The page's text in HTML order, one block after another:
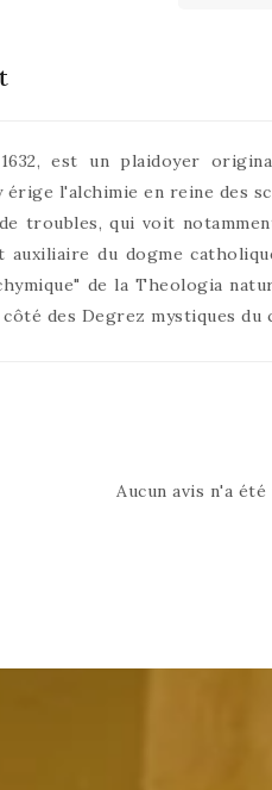
est un plaidoyer
l'alchimie en reine des
troubles, qui voit
du dogme
de la Theologia
des Degrez mystiques
Aucun avis n'a